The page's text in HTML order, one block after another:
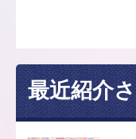
最近紹介